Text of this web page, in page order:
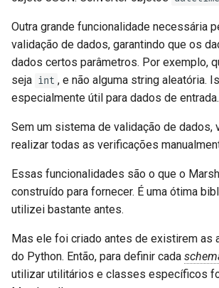
Outra grande funcionalidade necessária
validação de dados, garantindo que os
dados certos parâmetros. Por exemplo,
seja int , e não alguma string aleatória.
especialmente útil para dados de entrada.
Sem um sistema de validação de dados,
realizar todas as verificações
Essas funcionalidades são o que o
construído para fornecer. É uma ótima
utilizei bastante antes.
Mas ele foi criado antes de existirem as
do Python. Então, para definir cada
utilizar utilitários e classes específicos